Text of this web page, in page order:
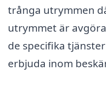
trånga utrymmen
utrymmet är
de specifika
erbjuda inom